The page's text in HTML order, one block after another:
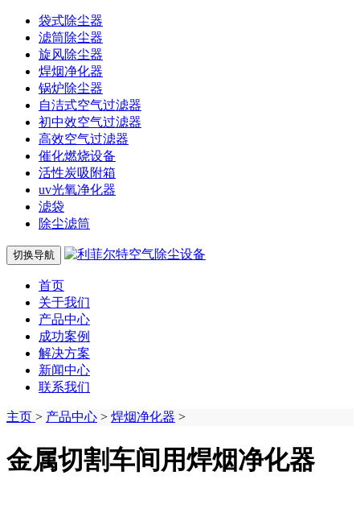
袋式除尘器
滤筒除尘器
旋风除尘器
焊烟净化器
锅炉除尘器
自洁式空气过滤器
初中效空气过滤器
高效空气过滤器
催化燃烧设备
活性炭吸附箱
uv光氧净化器
滤袋
除尘滤筒
切换导航
首页
关于我们
产品中心
成功案例
解决方案
新闻中心
联系我们
主页 > 产品中心 > 焊烟净化器 >
金属切割车间用焊烟净化器